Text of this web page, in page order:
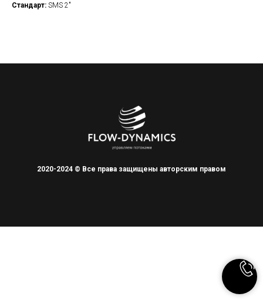
Стандарт: SMS 2"
2020-2024 © Все права защищены авторским правом